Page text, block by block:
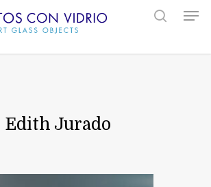
search
Edith Jurado